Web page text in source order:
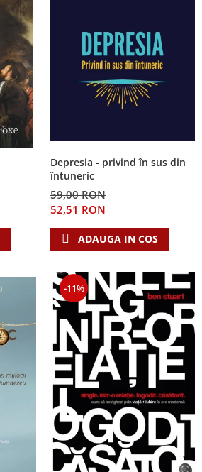
Depresia - privind în sus din
întuneric
59,00 RON
52,51 RON
ADAUGA IN COS
-11%